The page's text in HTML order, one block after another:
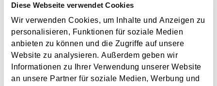
Diese Webseite verwendet Cookies
Wir verwenden Cookies, um Inhalte und Anzeigen zu
personalisieren, Funktionen für soziale Medien
anbieten zu können und die Zugriffe auf unsere
Website zu analysieren. Außerdem geben wir
Informationen zu Ihrer Verwendung unserer Website
an unsere Partner für soziale Medien, Werbung und
Problemstellung und rechtlicher Hintergrund Tagesgelder
sollen Verpflegungsmehraufwendungen ausgleichen, welche
im Zuge von Dienstreisen (beruflich bedingten Reisen) durch
die Unkenntnis über die lokale Gastronomie resultieren –
typischerweise stellt sich das Problem in der...
drucken